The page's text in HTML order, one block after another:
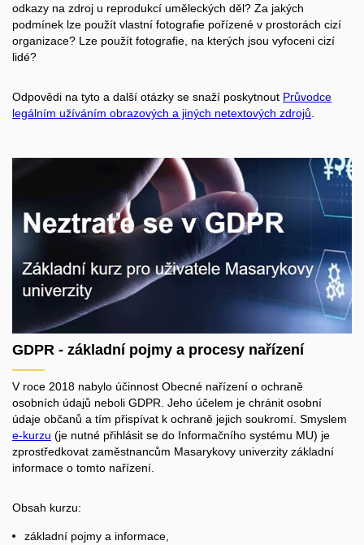
odkazy na zdroj u reprodukcí uměleckých děl? Za jakých
podmínek lze použít vlastní fotografie pořízené v prostorách cizí
organizace? Lze použít fotografie, na kterých jsou vyfoceni cizí
lidé?
Odpovědi na tyto a další otázky se snaží poskytnout Průvodce
legálním užíváním obrazových a jiných netextových zdrojů.
GDPR - základní pojmy a procesy nařízení
V roce 2018 nabylo účinnost Obecné nařízení o ochraně
osobních údajů neboli GDPR. Jeho účelem je chránit osobní
údaje občanů a tím přispívat k ochraně jejich soukromí. Smyslem
e-kurzu (je nutné přihlásit se do Informačního systému MU) je
zprostředkovat zaměstnancům Masarykovy univerzity základní
informace o tomto nařízení.
Obsah kurzu:
základní pojmy a informace,